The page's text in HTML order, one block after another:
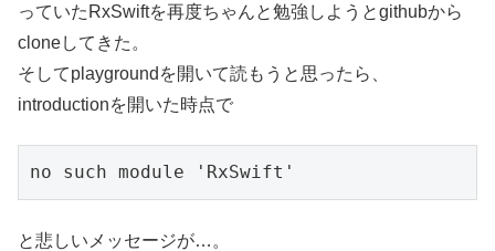
っていたRxSwiftを再度ちゃんと勉強しようとgithubから
cloneしてきた。
そしてplaygroundを開いて読もうと思ったら、
introductionを開いた時点で
と悲しいメッセージが…。